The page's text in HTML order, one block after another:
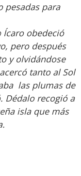
pesadas para
Ícaro obedeció
pero después
y olvidándose
tanto al Sol
las plumas de
Dédalo recogió a
isla que más